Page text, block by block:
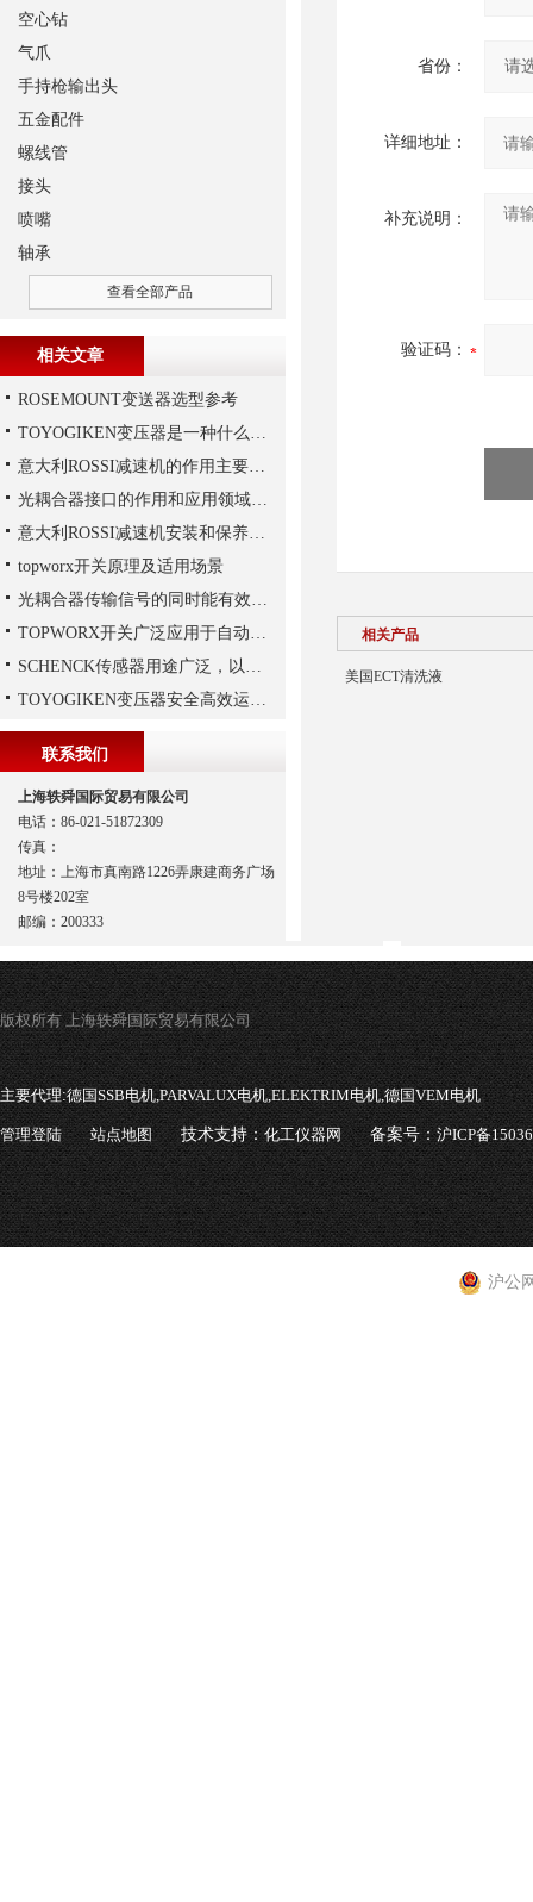
省份：
详细地址：
补充说明：
验证码：
相关产品
美国ECT清洗液
空心钻
气爪
手持枪输出头
五金配件
螺线管
接头
喷嘴
轴承
查看全部产品
相关文章
ROSEMOUNT变送器选型参考
TOYOGIKEN变压器是一种什么设备
意大利ROSSI减速机的作用主要包括哪些？
光耦合器接口的作用和应用领域分别是怎样的
意大利ROSSI减速机安装和保养有这些要注意
topworx开关原理及适用场景
光耦合器传输信号的同时能有效抑制尖脉冲机各种杂讯干扰
TOPWORX开关广泛应用于自动化控制领域
SCHENCK传感器用途广泛，以下是一些常见的应用领域
TOYOGIKEN变压器安全高效运行指南：规范操作与长效维护
联系我们
上海轶舜国际贸易有限公司
电话：86-021-51872309
传真：
地址：上海市真南路1226弄康建商务广场
8号楼202室
邮编：200333
版权所有 上海轶舜国际贸易有限公司
主要代理:德国SSB电机,PARVALUX电机,ELEKTRIM电机,德国VEM电机
管理登陆 站点地图 技术支持：化工仪器网 备案号：沪ICP备
沪公